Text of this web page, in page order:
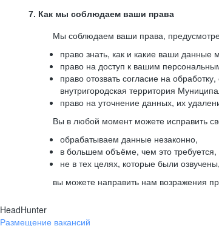
7. Как мы соблюдаем ваши права
Мы соблюдаем ваши права,
право знать, как и какие ваши данные
право на доступ к вашим
право отозвать согласие на
внутригородская территория
право на уточнение данных, их
Вы в любой момент можете исправить
обрабатываем данные незаконно,
в большем объёме, чем это требуется,
не в тех целях, которые были озвучены,
вы можете направить нам возражения
HeadHunter
Размещение вакансий